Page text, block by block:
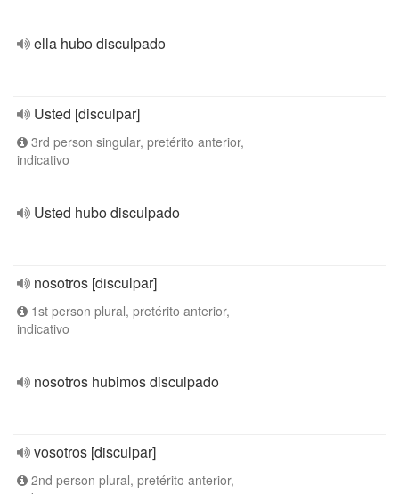
ella hubo disculpado
Usted [disculpar]
3rd person singular, pretérito anterior,
indicativo
Usted hubo disculpado
nosotros [disculpar]
1st person plural, pretérito anterior,
indicativo
nosotros hubimos disculpado
vosotros [disculpar]
2nd person plural, pretérito anterior,